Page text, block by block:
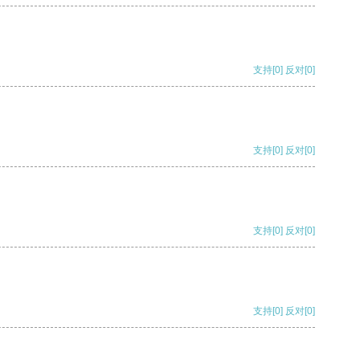
支持[0] 反对[0]
支持[0] 反对[0]
支持[0] 反对[0]
支持[0] 反对[0]